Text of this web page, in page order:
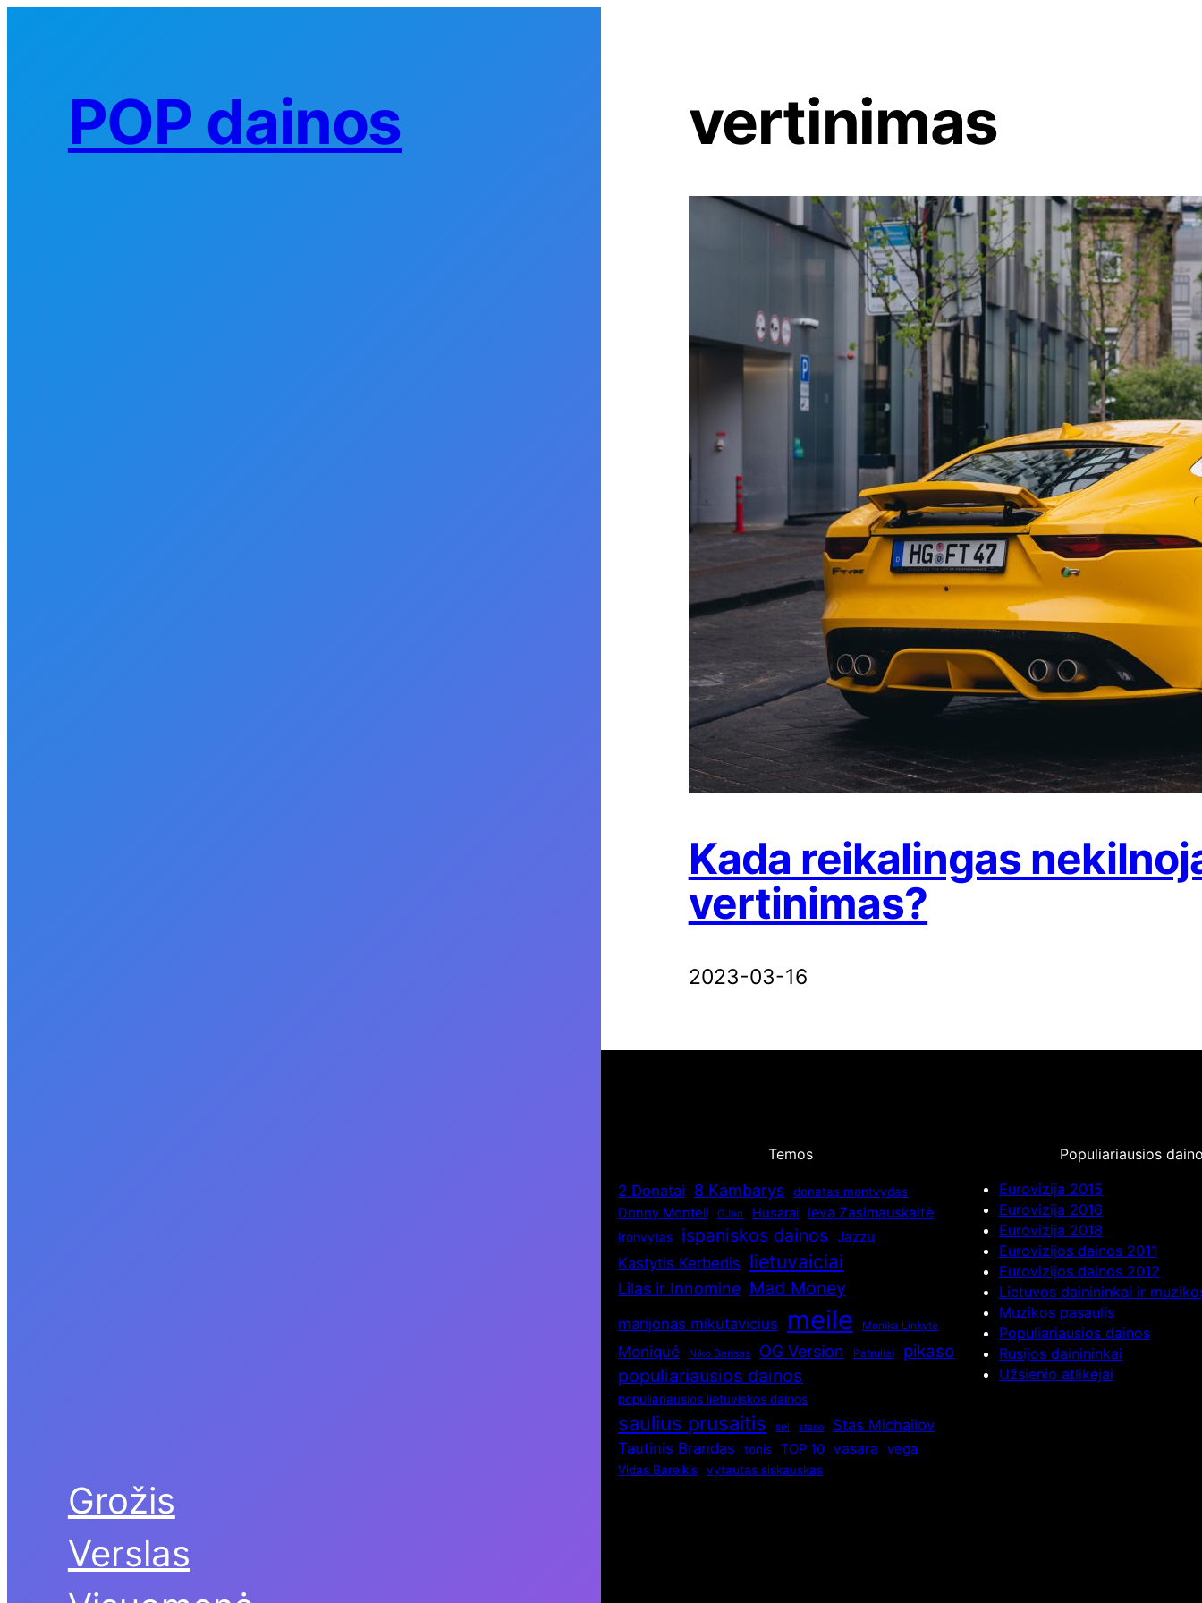
POP dainos
Grožis
Verslas
vertinimas
Kada reikalingas
vertinimas?
2023-03-16
Temos
2 Donatai 8 Kambarys donatas montvydas
Donny Montell GJan Husarai Ieva Zasimauskaitė
Ironvytas ispaniskos dainos Jazzu
Kastytis Kerbedis lietuvaiciai
Lilas ir Innomine Mad Money
marijonas mikutavicius meile Monika Linkytė
Moniqué Niko Barisas OG Version Patruliai pikaso
populiariausios dainos
populiariausios lietuviskos dainos
saulius prusaitis sel stano
Stas Michailov
Tautinis Brandas
tonis TOP 10 vasara vega
Vidas Bareikis vytautas siskauskas
Populiariausios
Eurovizija 2015
Eurovizija 2016
Eurovizija 2018
Eurovizijos dainos 2011
Eurovizijos dainos 2012
Lietuvos dainininkai ir
Muzikos pasaulis
Populiariausios dainos
Rusijos dainininkai
Užsienio atlikėjai